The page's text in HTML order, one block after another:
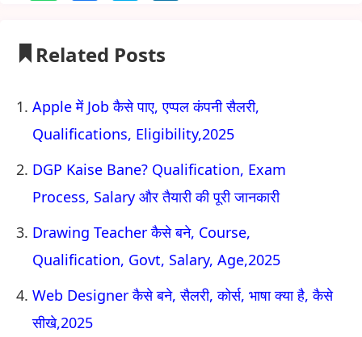
Related Posts
Apple में Job कैसे पाए, एप्पल कंपनी सैलरी,
Qualifications, Eligibility,2025
DGP Kaise Bane? Qualification, Exam
Process, Salary और तैयारी की पूरी जानकारी
Drawing Teacher कैसे बने, Course,
Qualification, Govt, Salary, Age,2025
Web Designer कैसे बने, सैलरी, कोर्स, भाषा क्या है, कैसे
सीखे,2025